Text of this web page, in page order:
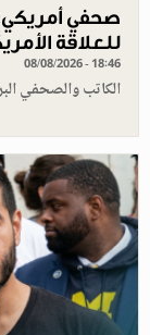
صحفي
للعلاقة
08/08/2026 - 18:46
الكاتب والصحفي